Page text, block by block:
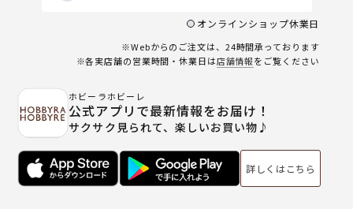
オンラインショップ休業日
※Webからのご注文は、24時間承っております
※各実店舗の営業時間・休業日は店舗情報をご覧ください
ホビーラホビーレ
公式アプリで最新情報をお届け！
サクサク見られて、楽しいお買い物♪
詳しくはこちら